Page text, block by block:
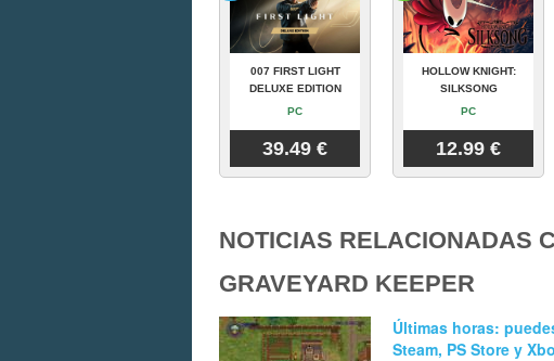
007 FIRST LIGHT
DELUXE EDITION
PC
39.49 €
HOLLOW KNIGHT:
SILKSONG
PC
12.99 €
NOTICIAS RELACIONADAS
GRAVEYARD KEEPER
Últimas horas:
Steam, PS Store y